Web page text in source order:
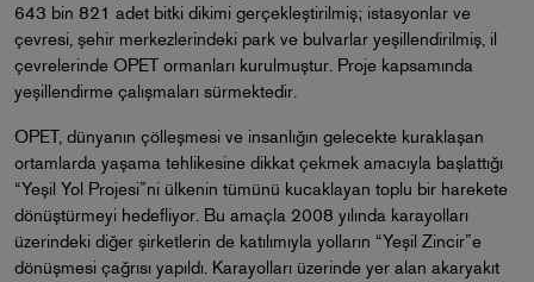
643 bin 821 adet bitki dikimi gerçekleştirilmiş; istasyonlar ve
çevresi, şehir merkezlerindeki park ve bulvarlar yeşillendirilmiş, il
çevrelerinde OPET ormanları kurulmuştur. Proje kapsamında
yeşillendirme çalışmaları sürmektedir.
OPET, dünyanın çölleşmesi ve insanlığın gelecekte kuraklaşan
ortamlarda yaşama tehlikesine dikkat çekmek amacıyla başlattığı
“Yeşil Yol Projesi”ni ülkenin tümünü kucaklayan toplu bir harekete
dönüştürmeyi hedefliyor. Bu amaçla 2008 yılında karayolları
üzerindeki diğer şirketlerin de katılımıyla yolların “Yeşil Zincir”e
dönüşmesi çağrısı yapıldı. Karayolları üzerinde yer alan akaryakıt